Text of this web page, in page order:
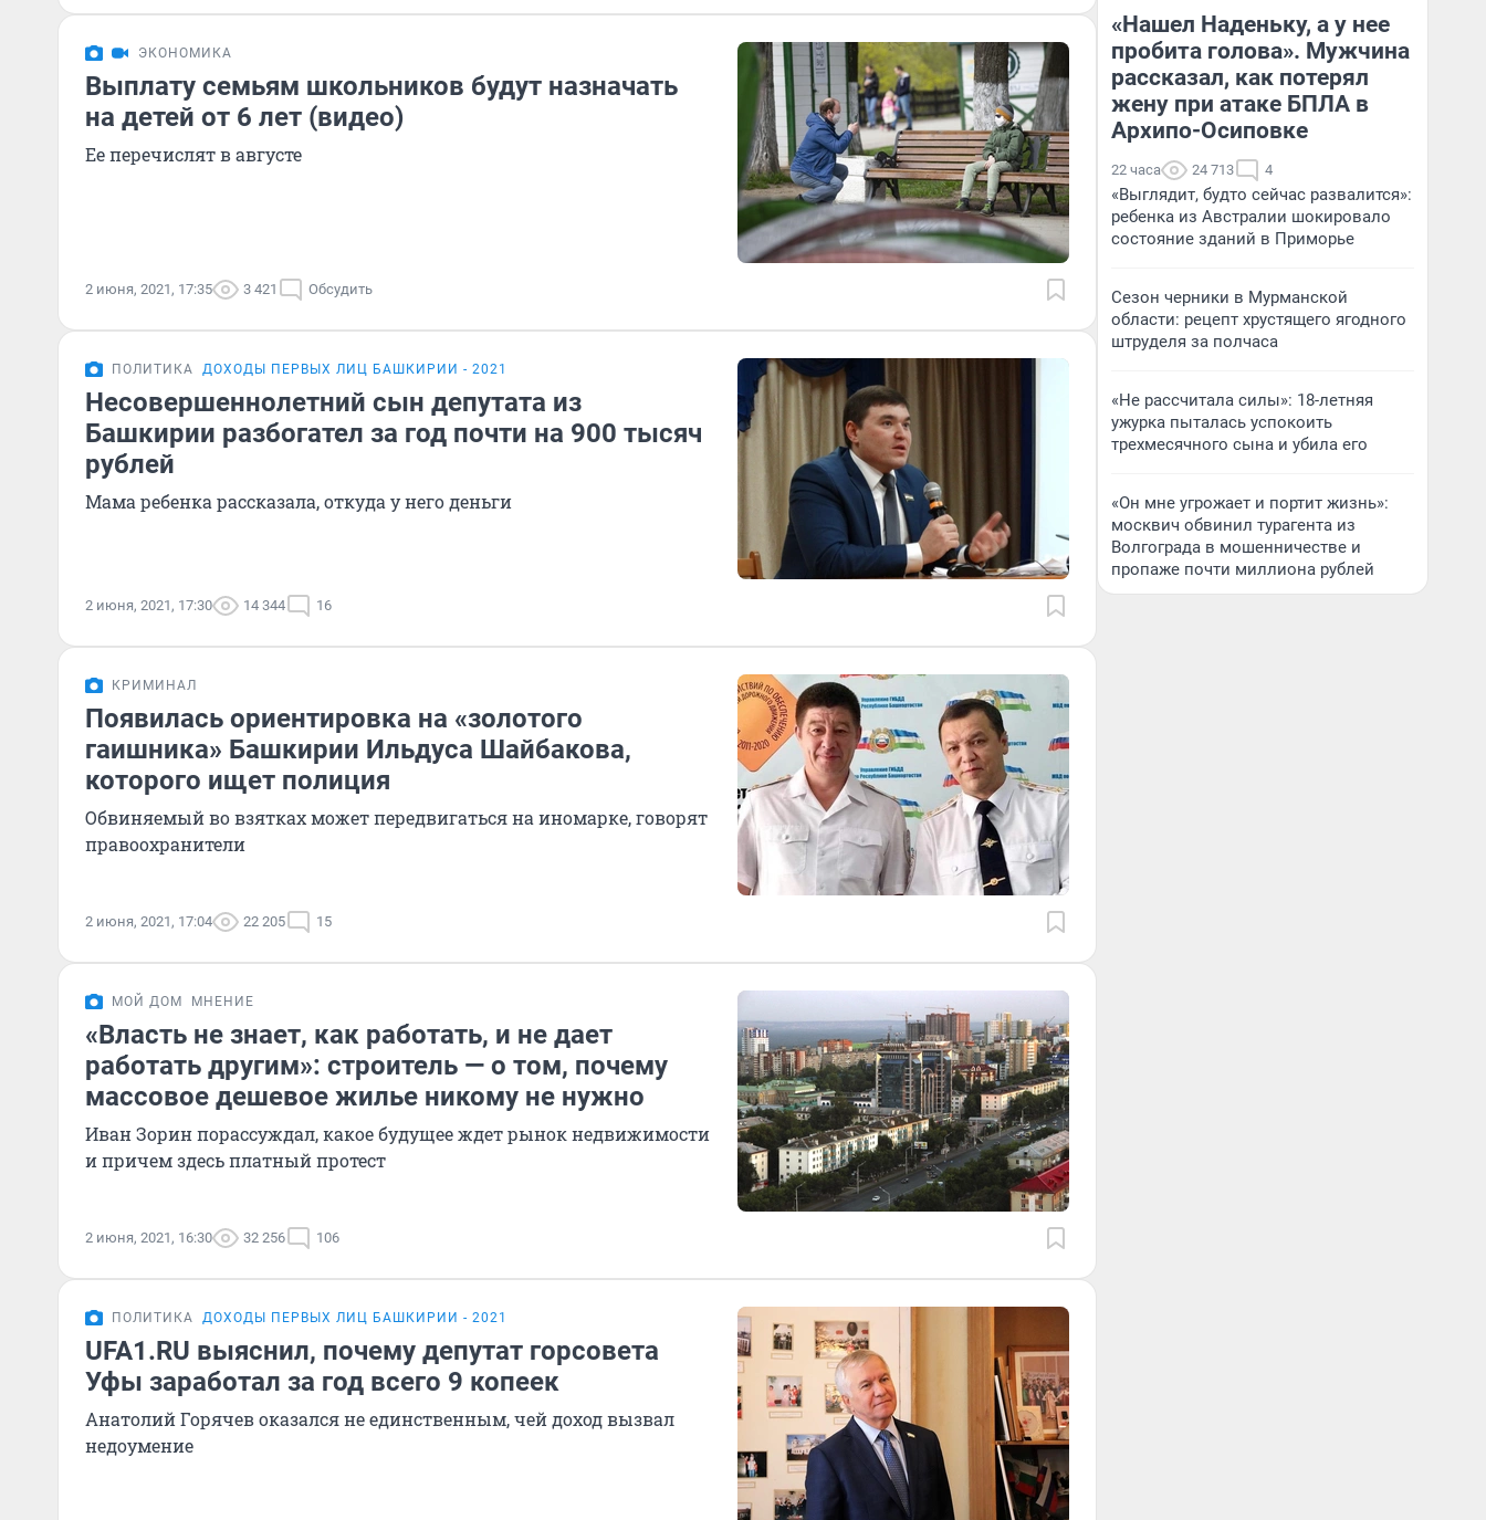
ЭКОНОМИКА
Выплату семьям школьников будут назначать
на детей от 6 лет (видео)
Ее перечислят в августе
2 июня, 2021, 17:35 3 421 Обсудить
ПОЛИТИКА ДОХОДЫ ПЕРВЫХ ЛИЦ БАШКИРИИ - 2021
Несовершеннолетний сын депутата из
Башкирии разбогател за год почти на 900 тысяч
рублей
Мама ребенка рассказала, откуда у него деньги
2 июня, 2021, 17:30 14 344 16
КРИМИНАЛ
Появилась ориентировка на «золотого
гаишника» Башкирии Ильдуса Шайбакова,
которого ищет полиция
Обвиняемый во взятках может передвигаться на иномарке, говорят
правоохранители
2 июня, 2021, 17:04 22 205 15
МОЙ ДОМ МНЕНИЕ
«Власть не знает, как работать, и не дает
работать другим»: строитель — о том, почему
массовое дешевое жилье никому не нужно
Иван Зорин порассуждал, какое будущее ждет рынок недвижимости
и причем здесь платный протест
2 июня, 2021, 16:30 32 256 106
ПОЛИТИКА ДОХОДЫ ПЕРВЫХ ЛИЦ БАШКИРИИ - 2021
UFA1.RU выяснил, почему депутат горсовета
Уфы заработал за год всего 9 копеек
Анатолий Горячев оказался не единственным, чей доход вызвал
недоумение
«Нашел Наденьку, а у нее
пробита голова». Мужчина
рассказал, как потерял
жену при атаке БПЛА в
Архипо-Осиповке
22 часа 24 713 4
«Выглядит, будто сейчас развалится»:
ребенка из Австралии шокировало
состояние зданий в Приморье
Сезон черники в Мурманской
области: рецепт хрустящего ягодного
штруделя за полчаса
«Не рассчитала силы»: 18-летняя
ужурка пыталась успокоить
трехмесячного сына и убила его
«Он мне угрожает и портит жизнь»:
москвич обвинил турагента из
Волгограда в мошенничестве и
пропаже почти миллиона рублей